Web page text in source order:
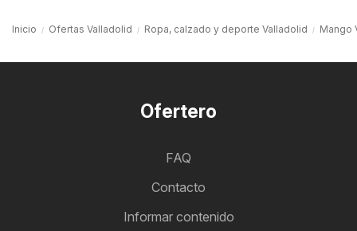
Inicio Ofertas Valladolid Ropa, calzado y deporte Valladolid Mango
Ofertero
FAQ
Contacto
Informar contenido